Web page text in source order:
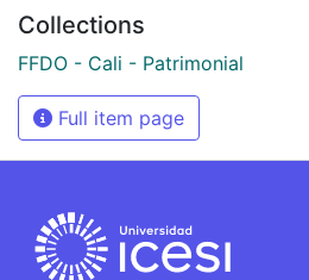
Collections
FFDO - Cali - Patrimonial
Full item page